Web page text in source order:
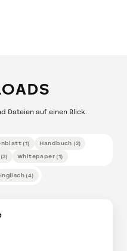
Dateien auf einen Blick.
(1) Handbuch (2)
(3) Whitepaper(1)
(4)